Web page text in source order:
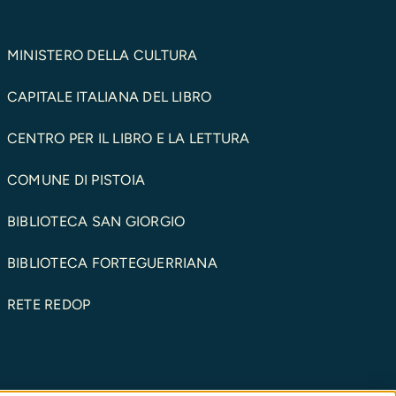
MINISTERO DELLA CULTURA
CAPITALE ITALIANA DEL LIBRO
CENTRO PER IL LIBRO E LA LETTURA
COMUNE DI PISTOIA
BIBLIOTECA SAN GIORGIO
BIBLIOTECA FORTEGUERRIANA
RETE REDOP